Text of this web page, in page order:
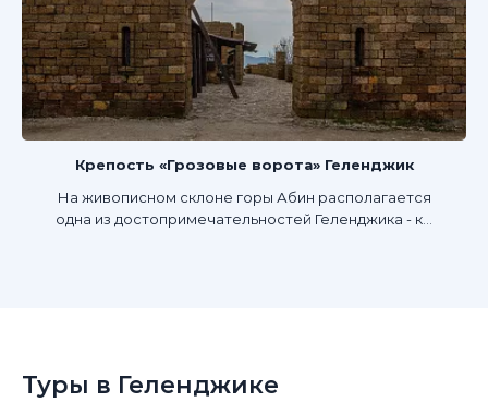
Крепость «Грозовые ворота» Геленджик
На живописном склоне горы Абин располагается
одна из достопримечательностей Геленджика - к...
Туры в Геленджике